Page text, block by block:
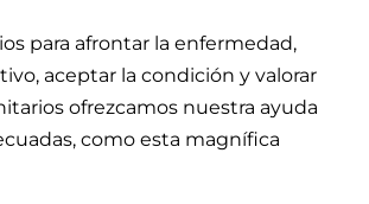
para afrontar la enfermedad,
aceptar la condición y valorar
ofrezcamos nuestra ayuda
como esta magnífica